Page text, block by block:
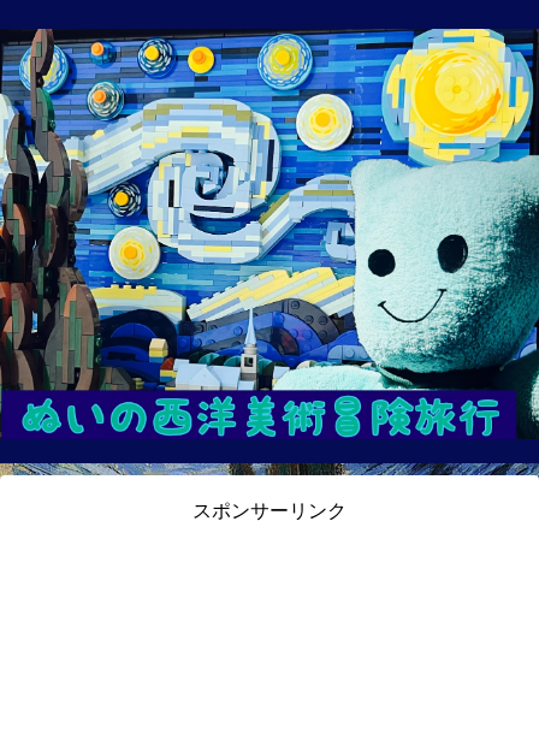
スポンサーリンク